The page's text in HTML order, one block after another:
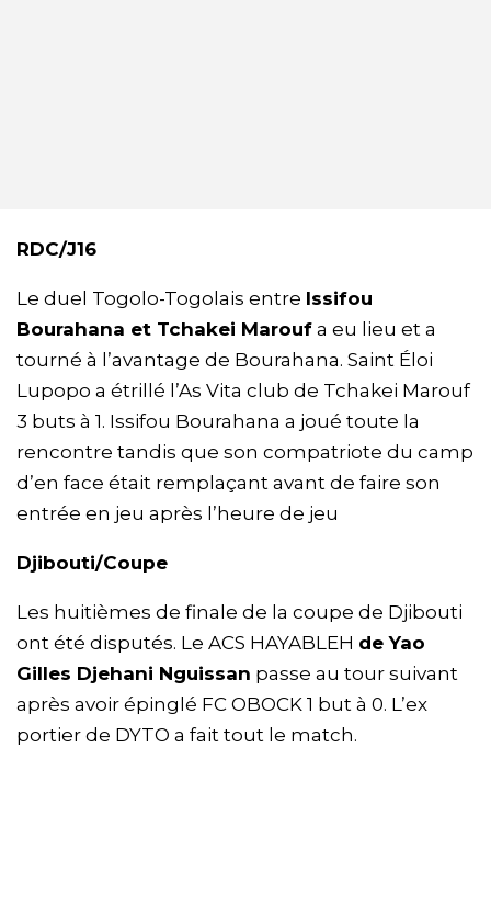
RDC/J16
Le duel Togolo-Togolais entre Issifou
Bourahana et Tchakei Marouf a eu lieu et a
tourné à l’avantage de Bourahana. Saint Éloi
Lupopo a étrillé l’As Vita club de Tchakei Marouf
3 buts à 1. Issifou Bourahana a joué toute la
rencontre tandis que son compatriote du camp
d’en face était remplaçant avant de faire son
entrée en jeu après l’heure de jeu
Djibouti/Coupe
Les huitièmes de finale de la coupe de Djibouti
ont été disputés. Le ACS HAYABLEH de Yao
Gilles Djehani Nguissan passe au tour suivant
après avoir épinglé FC OBOCK 1 but à 0. L’ex
portier de DYTO a fait tout le match.